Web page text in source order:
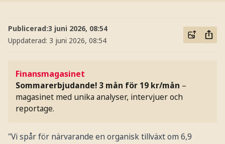
Publicerad:3 juni 2026, 08:54
Uppdaterad: 3 juni 2026, 08:54
Finansmagasinet
Sommarerbjudande! 3 mån för 19 kr/mån –
magasinet med unika analyser, intervjuer och
reportage.
"Vi spår för närvarande en organisk tillväxt om 6,9